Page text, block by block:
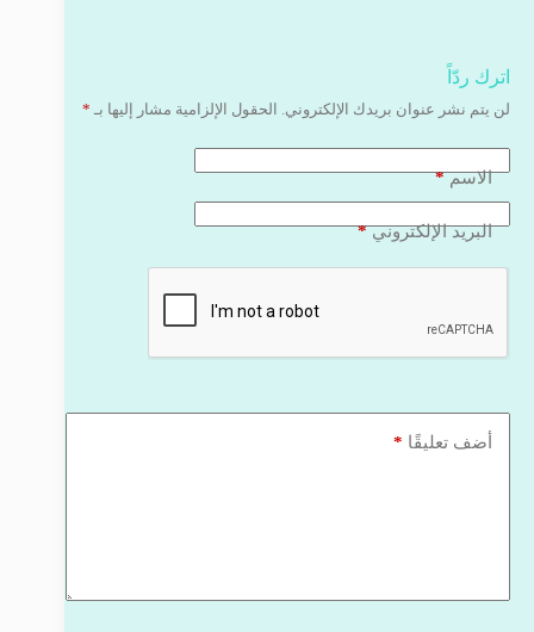
اترك ردّاً
لن يتم نشر عنوان بريدك الإلكتروني. الحقول الإلزامية مشار إليها بـ *
الاسم*
البريد الإلكتروني*
أضف تعليقًا *